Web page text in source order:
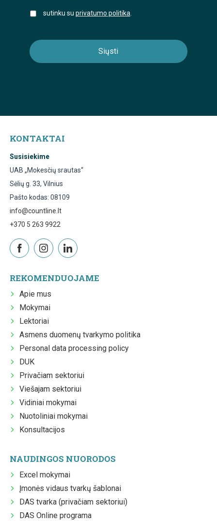
sutinku su privatumo politika
KONTAKTAI
Susisiekime
UAB „Mokesčių srautas“
Sėlių g. 33, Vilnius
Pašto kodas: 08109
info@countline.lt
+370 5 263 9922
REKOMENDUOJAME
Apie mus
Mokymai
Lektoriai
Asmens duomenų tvarkymo politika
Personal data processing policy
DUK
Privačiam sektoriui
Viešajam sektoriui
Vidiniai mokymai
Nuotoliniai mokymai
Konsultacijos
NAUDINGOS NUORODOS
Excel mokymai
Įmonės vidaus tvarkų šablonai
DAS tvarka (privačiam sektoriui)
DAS Online programa